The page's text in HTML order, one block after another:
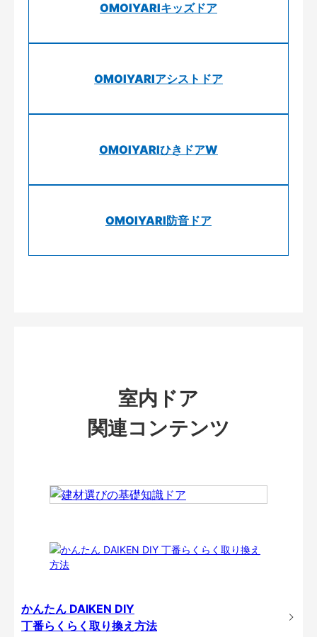
OMOIYARIキッズドア
OMOIYARIアシストドア
OMOIYARIひきドアW
OMOIYARI防音ドア
室内ドア
関連コンテンツ
かんたん DAIKEN DIY
丁番らくらく取り換え方法